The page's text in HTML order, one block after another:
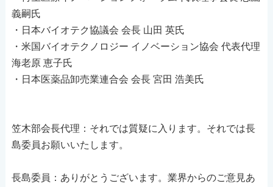
義嗣氏
・日本バイオテク協議会 会長 山田 英氏
・米国バイオテクノロジー イノベーション協会 代表代理
海老原 恵子氏
・日本医薬品卸売業連合会 会長 宮田 浩美氏
笠木部会長代理：それでは質疑に入ります。それでは長
島委員お願いいたします。
長島委員：ありがとうございます。業界からのご意見あ